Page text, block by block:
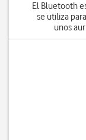
El Bluetooth
se utiliza
unos